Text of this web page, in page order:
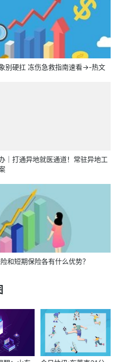
别硬扛 冻伤急救指南速看→-热文
｜打通异地就医通道！常驻异地工
和短期保险各有什么优势？